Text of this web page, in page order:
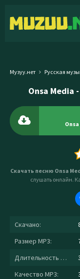
Музуу.нет Русская
Onsa Media
Скачать песню Onsa
слушать онлайн.
Скачано:
Размер MP3:
Длительность MP3:
Качество MP3: